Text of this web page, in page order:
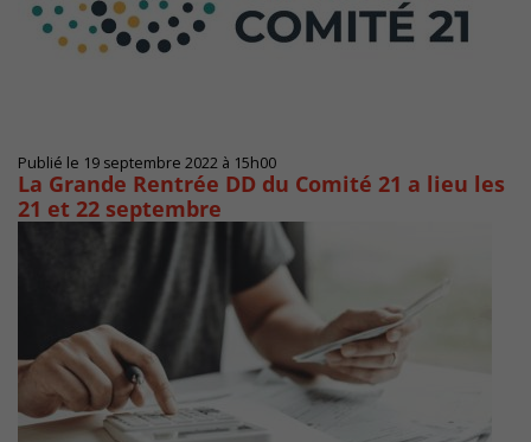
Publié le 19 septembre 2022 à 15h00
La Grande Rentrée DD du Comité 21 a lieu les
21 et 22 septembre